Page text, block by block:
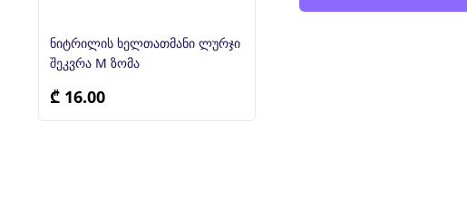
ნიტრილის ხელთათმანი ლურჯი
შეკვრა M ზომა
₾ 16.00